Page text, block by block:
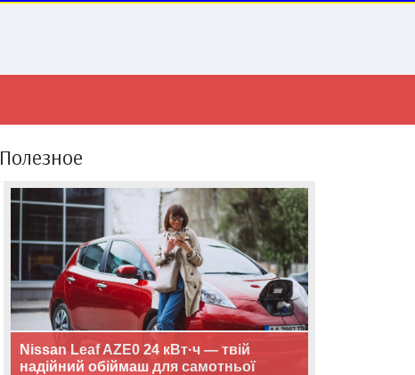
Полезное
Nissan Leaf AZE0 24 кВт·ч — твій
надійний обіймаш для самотньої